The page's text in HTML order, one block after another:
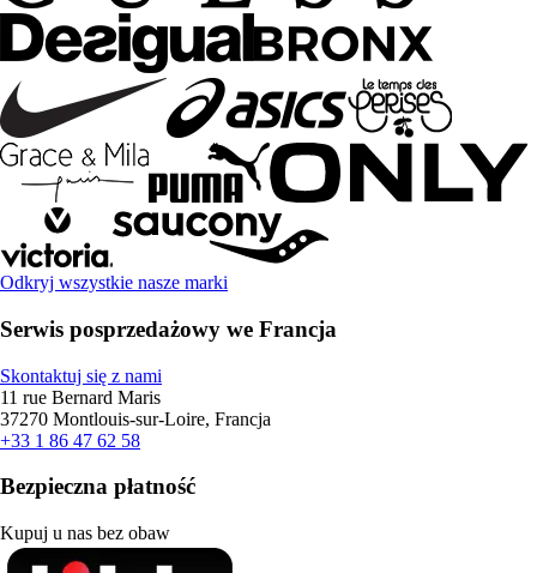
Odkryj wszystkie nasze marki
Serwis posprzedażowy we Francja
Skontaktuj się z nami
11 rue Bernard Maris
37270 Montlouis-sur-Loire, Francja
+33 1 86 47 62 58
Bezpieczna płatność
Kupuj u nas bez obaw